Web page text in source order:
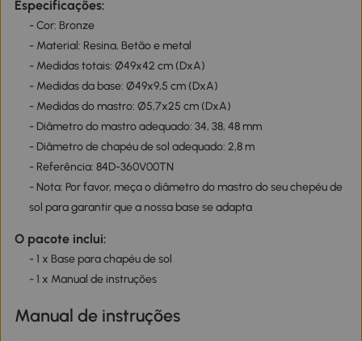
Especificações:
- Cor: Bronze
- Material: Resina, Betão e metal
- Medidas totais: Ø49x42 cm (DxA)
- Medidas da base: Ø49x9,5 cm (DxA)
- Medidas do mastro: Ø5,7x25 cm (DxA)
- Diâmetro do mastro adequado: 34, 38, 48 mm
- Diâmetro de chapéu de sol adequado: 2,8 m
- Referência: 84D-360V00TN
- Nota: Por favor, meça o diâmetro do mastro do seu chepéu de
sol para garantir que a nossa base se adapta
O pacote inclui:
- 1 x Base para chapéu de sol
- 1 x Manual de instruções
Manual de instruções